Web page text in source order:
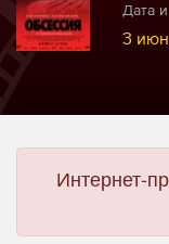
Дата
3
Интернет-